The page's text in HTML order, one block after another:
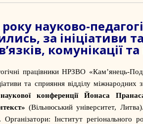
науково-
за ініціативи
комунікації
працівники НРЗВО «Кам’янець-
та сприяння відділу міжнародних
наукової конференції Йонаса
(Вільнюський університет,
Інститут регіонального